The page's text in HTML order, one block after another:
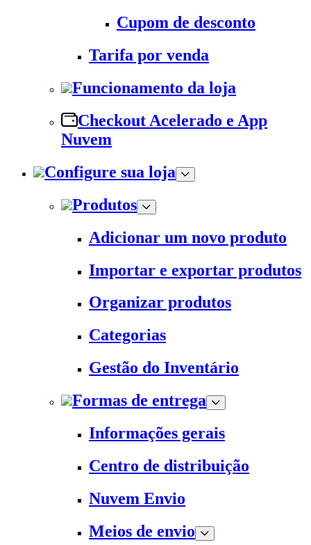
Cupom de desconto
Tarifa por venda
Funcionamento da loja
Checkout Acelerado e App
Nuvem
Configure sua loja
Produtos
Adicionar um novo produto
Importar e exportar produtos
Organizar produtos
Categorias
Gestão do Inventário
Formas de entrega
Informações gerais
Centro de distribuição
Nuvem Envio
Meios de envio